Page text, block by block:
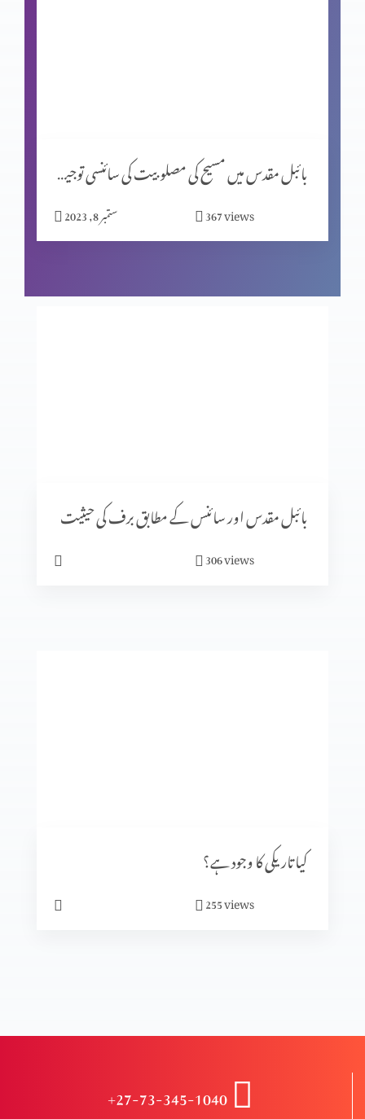
قیامت المسیح کی مخالفت میں نظریات (حصہ 2)
یہودیوں میں سے مخالفِ مسیح
دہرت کی بنیاد اور اثرات؟
بائبل مقدس میں مسیح کی مصلوبیت کی سائنسی توجیہات (حصہ 1)
ستمبر 8, 2023 367views
بائبل مقدس اور سائنس کے مطابق برف کی حیثیت
306views
کیا تاریکی کا وجود ہے؟
255views
+27-73-345-1040